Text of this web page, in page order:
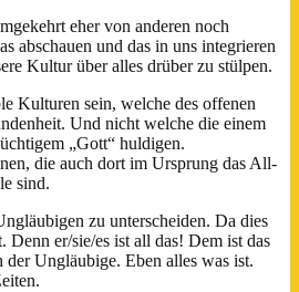
eher von anderen noch
abschauen und das in uns integrieren
Kultur über alles drüber zu stülpen.
Kulturen sein, welche des offenen
Und nicht welche die einem
„Gott“ huldigen.
die auch dort im Ursprung das All-
sind.
zu unterscheiden. Da dies
er/sie/es ist all das! Dem ist das
der Ungläubige. Eben alles was ist.